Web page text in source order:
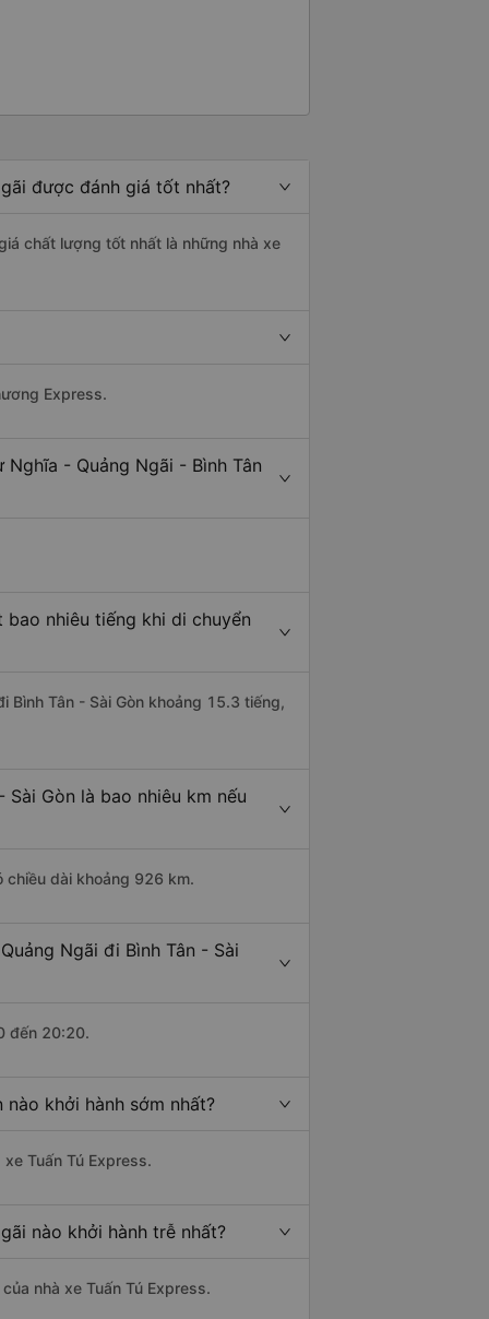
được đánh giá tốt nhất?
chất lượng tốt nhất là những nhà xe
Express.
- Quảng Ngãi - Bình Tân
bao nhiêu tiếng khi di chuyển
Bình Tân - Sài Gòn khoảng 15.3 tiếng,
Gòn là bao nhiêu km nếu
chiều dài khoảng 926 km.
Ngãi đi Bình Tân - Sài
đến 20:20.
nào khởi hành sớm nhất?
Tuấn Tú Express.
nào khởi hành trễ nhất?
nhà xe Tuấn Tú Express.